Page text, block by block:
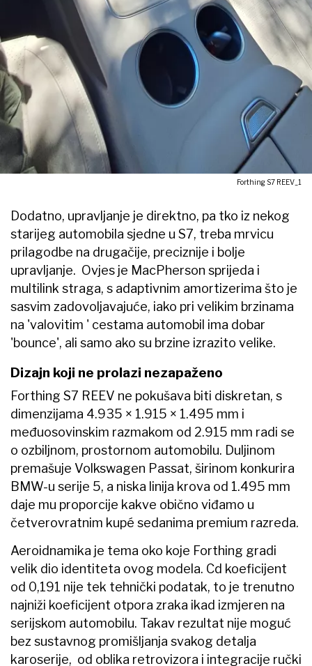
Forthing S7 REEV_1
Dodatno, upravljanje je direktno, pa tko iz nekog
starijeg automobila sjedne u S7, treba mrvicu
prilagodbe na drugačije, preciznije i bolje
upravljanje. Ovjes je MacPherson sprijeda i
multilink straga, s adaptivnim amortizerima što je
sasvim zadovoljavajuće, iako pri velikim brzinama
na 'valovitim ' cestama automobil ima dobar
'bounce', ali samo ako su brzine izrazito velike.
Dizajn koji ne prolazi nezapaženo
Forthing S7 REEV ne pokušava biti diskretan, s
dimenzijama 4.935 × 1.915 × 1.495 mm i
međuosovinskim razmakom od 2.915 mm radi se
o ozbiljnom, prostornom automobilu. Duljinom
premašuje Volkswagen Passat, širinom konkurira
BMW-u serije 5, a niska linija krova od 1.495 mm
daje mu proporcije kakve obično viđamo u
četverovratnim kupé sedanima premium razreda.
Aeroidnamika je tema oko koje Forthing gradi
velik dio identiteta ovog modela. Cd koeficijent
od 0,191 nije tek tehnički podatak, to je trenutno
najniži koeficijent otpora zraka ikad izmjeren na
serijskom automobilu. Takav rezultat nije moguć
bez sustavnog promišljanja svakog detalja
karoserije, od oblika retrovizora i integracije ručki